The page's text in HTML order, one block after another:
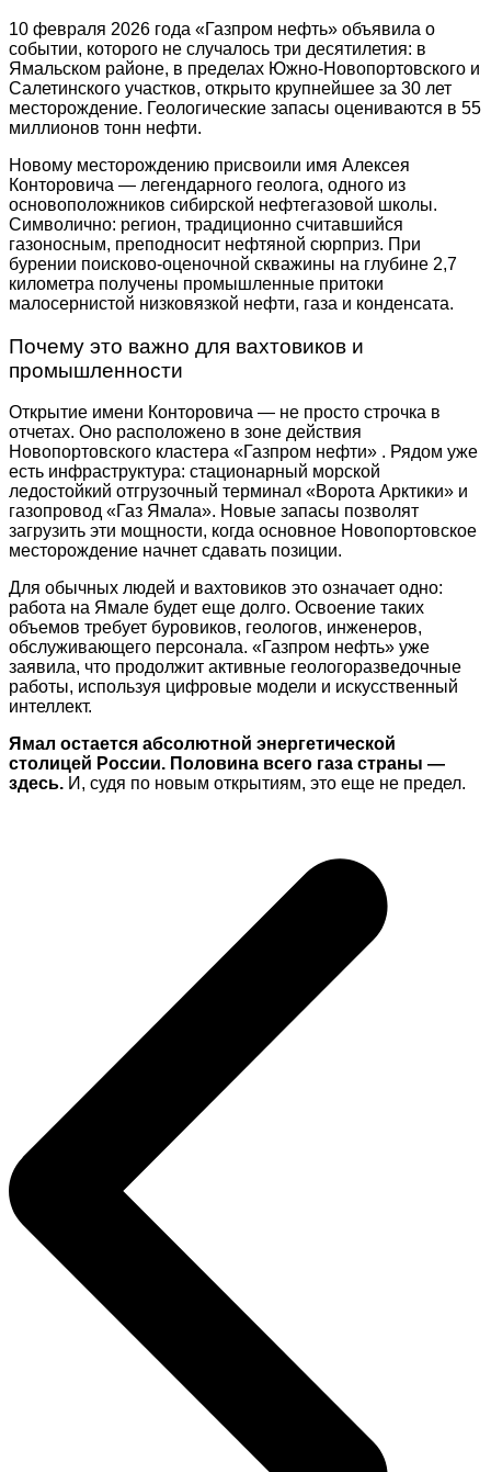
10 февраля 2026 года «Газпром нефть» объявила о
событии, которого не случалось три десятилетия: в
Ямальском районе, в пределах Южно-Новопортовского и
Салетинского участков, открыто крупнейшее за 30 лет
месторождение. Геологические запасы оцениваются в 55
миллионов тонн нефти.
Новому месторождению присвоили имя Алексея
Конторовича — легендарного геолога, одного из
основоположников сибирской нефтегазовой школы.
Символично: регион, традиционно считавшийся
газоносным, преподносит нефтяной сюрприз. При
бурении поисково-оценочной скважины на глубине 2,7
километра получены промышленные притоки
малосернистой низковязкой нефти, газа и конденсата.
Почему это важно для вахтовиков и
промышленности
Открытие имени Конторовича — не просто строчка в
отчетах. Оно расположено в зоне действия
Новопортовского кластера «Газпром нефти» . Рядом уже
есть инфраструктура: стационарный морской
ледостойкий отгрузочный терминал «Ворота Арктики» и
газопровод «Газ Ямала». Новые запасы позволят
загрузить эти мощности, когда основное Новопортовское
месторождение начнет сдавать позиции.
Для обычных людей и вахтовиков это означает одно:
работа на Ямале будет еще долго. Освоение таких
объемов требует буровиков, геологов, инженеров,
обслуживающего персонала. «Газпром нефть» уже
заявила, что продолжит активные геологоразведочные
работы, используя цифровые модели и искусственный
интеллект.
Ямал остается абсолютной энергетической
столицей России. Половина всего газа страны —
здесь. И, судя по новым открытиям, это еще не предел.